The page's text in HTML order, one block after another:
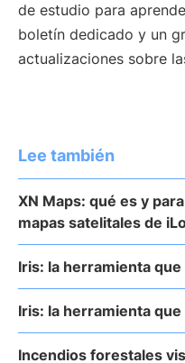
de estudio para
boletín dedicado y un
actualizaciones sobre
Lee también
XN Maps: qué es y
mapas satelitales de
Iris: la herramienta
Iris: la herramienta
Incendios forestales